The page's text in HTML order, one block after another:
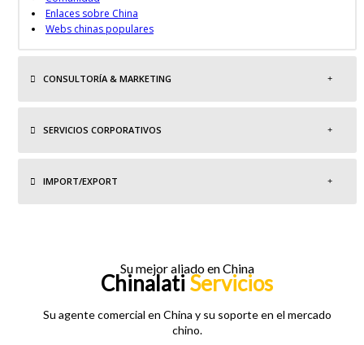
Enlaces sobre China
Webs chinas populares
CONSULTORÍA & MARKETING
SERVICIOS CORPORATIVOS
IMPORT/EXPORT
Su mejor aliado en China
Chinalati Servicios
Su agente comercial en China y su soporte en el mercado
chino.